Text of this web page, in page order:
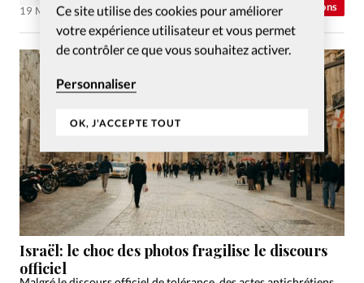
Ce site utilise des cookies pour améliorer
votre expérience utilisateur et vous permet
de contrôler ce que vous souhaitez activer.
Personnaliser
OK, J'ACCEPTE TOUT
Opinions
19 Mai 2026
Abonnés
Israël: le choc des photos fragilise le discours
officiel